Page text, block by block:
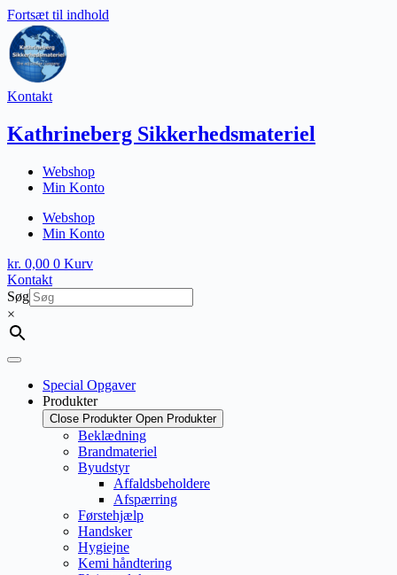
Fortsæt til indhold
Kontakt
Kathrineberg Sikkerhedsmateriel
Webshop
Min Konto
Webshop
Min Konto
kr. 0,00 0 Kurv
Kontakt
Søg
×
Special Opgaver
Produkter
Close Produkter Open Produkter
Beklædning
Brandmateriel
Byudstyr
Affaldsbeholdere
Afspærring
Førstehjælp
Handsker
Hygiejne
Kemi håndtering